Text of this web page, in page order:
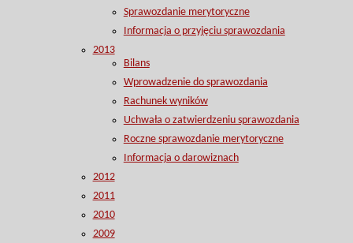
Sprawozdanie merytoryczne
Informacja o przyjęciu sprawozdania
2013
Bilans
Wprowadzenie do sprawozdania
Rachunek wyników
Uchwała o zatwierdzeniu sprawozdania
Roczne sprawozdanie merytoryczne
Informacja o darowiznach
2012
2011
2010
2009